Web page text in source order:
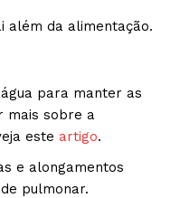
além da alimentação.
para manter as
mais sobre a
este artigo.
e alongamentos
pulmonar.